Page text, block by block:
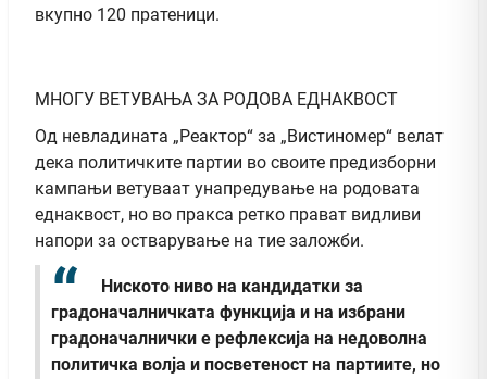
вкупно 120 пратеници.
МНОГУ ВЕТУВАЊА ЗА РОДОВА ЕДНАКВОСТ
Од невладината „Реактор“ за „Вистиномер“ велат
дека политичките партии во своите предизборни
кампањи ветуваат унапредување на родовата
еднаквост, но во пракса ретко прават видливи
напори за остварување на тие заложби.
Ниското ниво на кандидатки за
градоначалничката функција и на избрани
градоначалнички е рефлексија на недоволна
политичка волја и посветеност на партиите, но